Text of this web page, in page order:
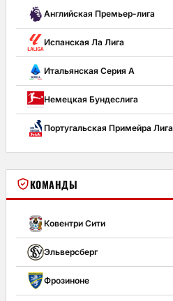
Английская Премьер-лига
Испанская Ла Лига
Итальянская Серия А
Немецкая Бундеслига
Португальская Примейра Лига
КОМАНДЫ
Ковентри Сити
Эльверсберг
Фрозиноне